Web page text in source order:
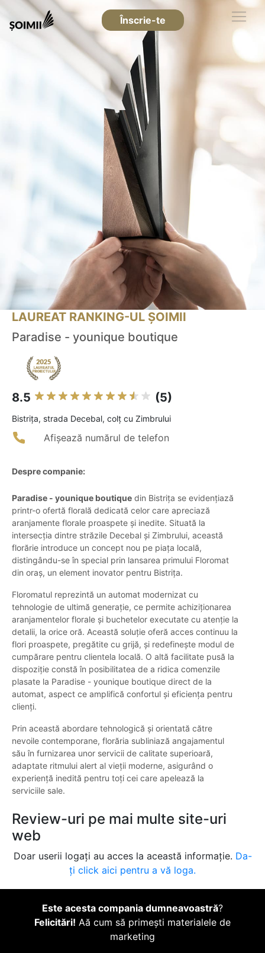
Înscrie-te
LAUREAT RANKING-UL ȘOIMII
Paradise - younique boutique
8.5 (5)
Bistriţa, strada Decebal, colț cu Zimbrului
Afișează numărul de telefon
Despre companie:
Paradise - younique boutique din Bistrița se evidențiază
printr-o ofertă florală dedicată celor care apreciază
aranjamente florale proaspete și inedite. Situată la
intersecția dintre străzile Decebal și Zimbrului, această
florărie introduce un concept nou pe piața locală,
distingându-se în special prin lansarea primului Floromat
din oraș, un element inovator pentru Bistrița.
Floromatul reprezintă un automat modernizat cu
tehnologie de ultimă generație, ce permite achiziționarea
aranjamentelor florale și buchetelor executate cu atenție la
detalii, la orice oră. Această soluție oferă acces continuu la
flori proaspete, pregătite cu grijă, și redefinește modul de
cumpărare pentru clientela locală. O altă facilitate pusă la
dispoziție constă în posibilitatea de a ridica comenzile
plasate la Paradise - younique boutique direct de la
automat, aspect ce amplifică confortul și eficiența pentru
clienți.
Prin această abordare tehnologică și orientată către
nevoile contemporane, florăria subliniază angajamentul
său în furnizarea unor servicii de calitate superioară,
adaptate ritmului alert al vieții moderne, asigurând o
experiență inedită pentru toți cei care apelează la
serviciile sale.
Review-uri pe mai multe site-uri
web
Doar userii logați au acces la această informație. Da-
ți click aici pentru a vă loga.
Este acesta compania dumneavoastră?
Felicitări! Aă cum să primești materialele de
marketing